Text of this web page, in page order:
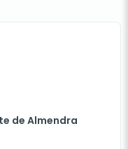
de Almendra